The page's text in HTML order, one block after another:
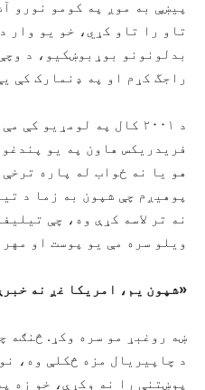
پیښې به موږ په کومو نورو
تاو را تاو کړي، خو یو وار
بدلونونو بوړبوښکیو، د
راجگ کړم او په ډنمارک کې
د ۲۰۰۱ کال په لومړیو
فریدریکس هاون په یو
هو یا نه ځواب له پاره
پوهیږم چې شپون به زما د
نه تر لاسه کړې وه، چې
ویلو سره مې یو پوست او
«شپون یم، امریکا غږ نه
ښه روغبړ مو سره وکړ. څنګه
د چاپیریال مزه څکلې وه،
پوښتنې را نه وکړې، خو زه